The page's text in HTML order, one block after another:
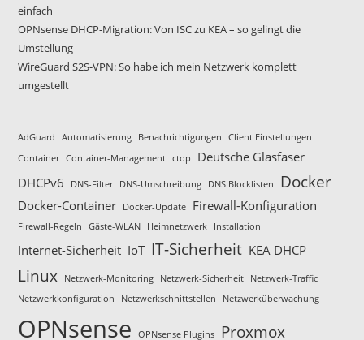
einfach
OPNsense DHCP-Migration: Von ISC zu KEA – so gelingt die
Umstellung
WireGuard S2S-VPN: So habe ich mein Netzwerk komplett
umgestellt
AdGuard Automatisierung Benachrichtigungen
Client Einstellungen
Container Container-Management ctop
Deutsche Glasfaser
DHCPv6
DNS-Filter DNS-Umschreibung DNS Blocklisten Docker
Docker-Container Docker-Update Firewall-Konfiguration
Firewall-Regeln Gäste-WLAN Heimnetzwerk Installation
Internet-Sicherheit IoT IT-Sicherheit KEA DHCP
Linux Netzwerk-Monitoring Netzwerk-Sicherheit
Netzwerk-Traffic
Netzwerkkonfiguration
Netzwerkschnittstellen Netzwerküberwachung
OPNsense OPNsense Plugins Proxmox